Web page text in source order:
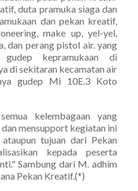
duta pramuka siaga dan
dan pekan kreatif,
make up, yel-yel,
dan perang pistol air. yang
kepramukaan di
di sekitaran kecamatan air
gudep Mi 10E.3 Koto
kelembagaan yang
mensupport kegiatan ini
tujuan dari Pekan
kepada peserta
Sambung dari M. adhim
Pekan Kreatif.(*)